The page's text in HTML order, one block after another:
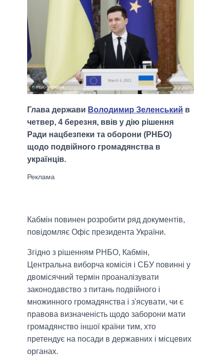
Глава держави Володимир Зеленський в
четвер, 4 березня, ввів у дію рішення
Ради нацбезпеки та оборони (РНБО)
щодо подвійного громадянства в
українців.
Кабмін повинен розробити ряд документів,
повідомляє Офіс президента України.
Згідно з рішенням РНБО, Кабмін,
Центральна виборча комісія і СБУ повинні у
двомісячний термін проаналізувати
законодавство з питань подвійного і
множинного громадянства і з'ясувати, чи є
правова визначеність щодо заборони мати
громадянство іншої країни тим, хто
претендує на посади в державних і місцевих
органах.